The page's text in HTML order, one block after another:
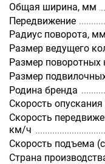
Общая ширина, мм
Передвижение
Радиус поворота, мм
Размер ведущего
Размер поворотных
Размер
Родина бренда
Скорость
Скорость
км/ч
Скорость подъема
Страна